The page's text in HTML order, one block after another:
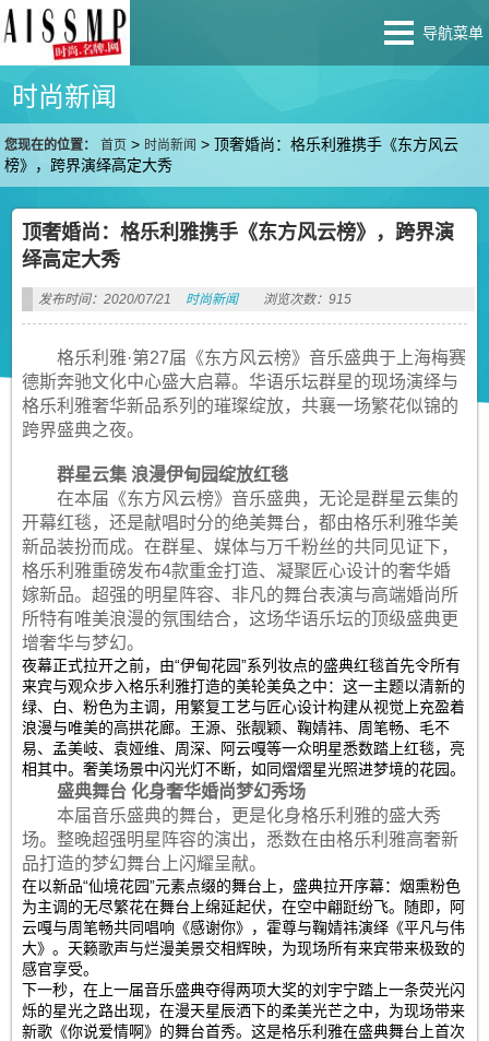
导航菜单
时尚新闻
您现在的位置： 首页 > 时尚新闻 >顶奢婚尚：格乐利雅携手《东方风云
榜》，跨界演绎高定大秀
顶奢婚尚：格乐利雅携手《东方风云榜》，跨界演
绎高定大秀
发布时间：2020/07/21 时尚新闻 浏览次数：915
格乐利雅·第27届《东方风云榜》音乐盛典于上海梅赛
德斯奔驰文化中心盛大启幕。华语乐坛群星的现场演绎与
格乐利雅奢华新品系列的璀璨绽放，共襄一场繁花似锦的
跨界盛典之夜。
群星云集 浪漫伊甸园绽放红毯
在本届《东方风云榜》音乐盛典，无论是群星云集的
开幕红毯，还是献唱时分的绝美舞台，都由格乐利雅华美
新品装扮而成。在群星、媒体与万千粉丝的共同见证下，
格乐利雅重磅发布4款重金打造、凝聚匠心设计的奢华婚
嫁新品。超强的明星阵容、非凡的舞台表演与高端婚尚所
所特有唯美浪漫的氛围结合，这场华语乐坛的顶级盛典更
增奢华与梦幻。
夜幕正式拉开之前，由“伊甸花园”系列妆点的盛典红毯首先令所有
来宾与观众步入格乐利雅打造的美轮美奂之中：这一主题以清新的
绿、白、粉色为主调，用繁复工艺与匠心设计构建从视觉上充盈着
浪漫与唯美的高拱花廊。王源、张靓颖、鞠婧祎、周笔畅、毛不
易、孟美岐、袁娅维、周深、阿云嘎等一众明星悉数踏上红毯，亮
相其中。奢美场景中闪光灯不断，如同熠熠星光照进梦境的花园。
盛典舞台 化身奢华婚尚梦幻秀场
本届音乐盛典的舞台，更是化身格乐利雅的盛大秀
场。整晚超强明星阵容的演出，悉数在由格乐利雅高奢新
品打造的梦幻舞台上闪耀呈献。
在以新品“仙境花园”元素点缀的舞台上，盛典拉开序幕：烟熏粉色
为主调的无尽繁花在舞台上绵延起伏，在空中翩跹纷飞。随即，阿
云嘎与周笔畅共同唱响《感谢你》，霍尊与鞠婧祎演绎《平凡与伟
大》。天籁歌声与烂漫美景交相辉映，为现场所有来宾带来极致的
感官享受。
下一秒，在上一届音乐盛典夺得两项大奖的刘宇宁踏上一条荧光闪
烁的星光之路出现，在漫天星辰洒下的柔美光芒之中，为现场带来
新歌《你说爱情啊》的舞台首秀。这是格乐利雅在盛典舞台上首次